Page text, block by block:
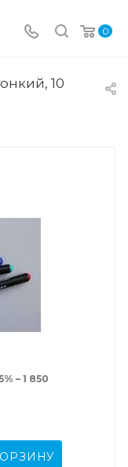
0
10
– 1 850